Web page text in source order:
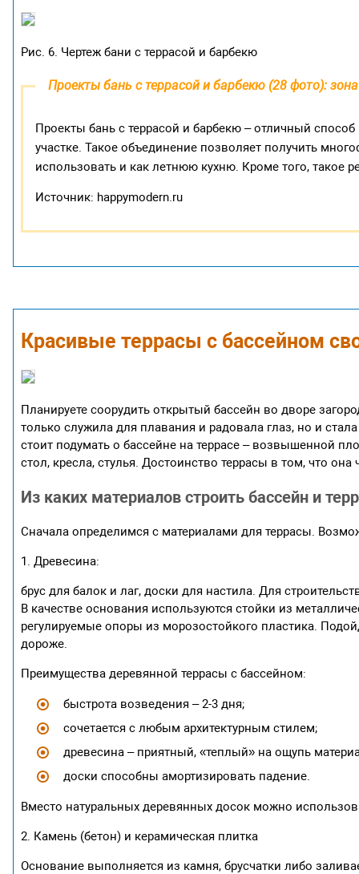
Рис. 6. Чертеж бани с террасой и барбекю
Проекты бань с террасой и барбекю (28 фото):
Проекты бань с террасой и барбекю – отличный
участке. Такое объединение позволяет получить
использовать и как летнюю кухню. Кроме того, такое
Источник: happymodern.ru
Красивые террасы с бассейном
Планируете соорудить открытый бассейн во дворе
только служила для плавания и радовала глаз, но и
стоит подумать о бассейне на террасе – возвышенной
стол, кресла, стулья. Достоинство террасы в том, что
Из каких материалов строить бассейн и
Сначала определимся с материалами для террасы.
1. Древесина:
брус для балок и лаг, доски для настила. Для
В качестве основания используются стойки из
регулируемые опоры из морозостойкого пластика.
дороже.
Преимущества деревянной террасы с бассейном:
быстрота возведения – 2-3 дня;
сочетается с любым архитектурным стилем;
древесина – приятный, «теплый» на ощупь
доски способны амортизировать падение.
Вместо натуральных деревянных досок можно
2. Камень (бетон) и керамическая плитка
Основание выполняется из камня, брусчатки либо